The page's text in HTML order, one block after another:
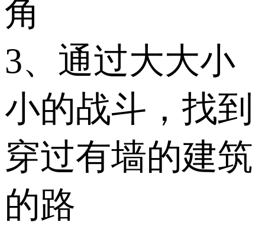
角
3、通过大大小
小的战斗，找到
穿过有墙的建筑
的路